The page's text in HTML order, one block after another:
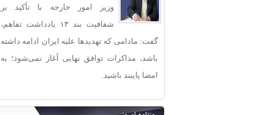
وزیر امور خارجه با تأکید بر
شفافیت بند ۱۳ یادداشت تفاهم،
گفت: مادامی که تهدیدها علیه ایران ادامه داشته
باشد، مذاکرات توافق نهایی آغاز نمی‌شود؛ به
امضا پایبند باشید.